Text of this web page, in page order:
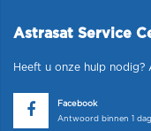
Astrasat Service
Heeft u onze hulp nodig?
Facebook
Antwoord binnen 1 dag